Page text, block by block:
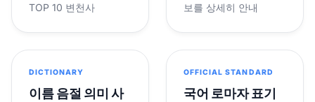
TOP 10 변천사
보를 상세히 안내
DICTIONARY
이름 음절 의미 사
OFFICIAL STANDARD
국어 로마자 표기